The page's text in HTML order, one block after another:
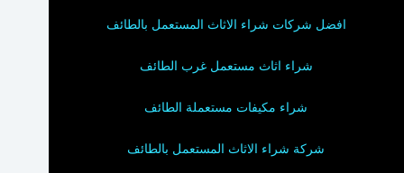
افضل شركات شراء الاثاث المستعمل بالطائف
شراء اثاث مستعمل غرب الطائف
شراء مكيفات مستعملة الطائف
شركة شراء الاثاث المستعمل بالطائف